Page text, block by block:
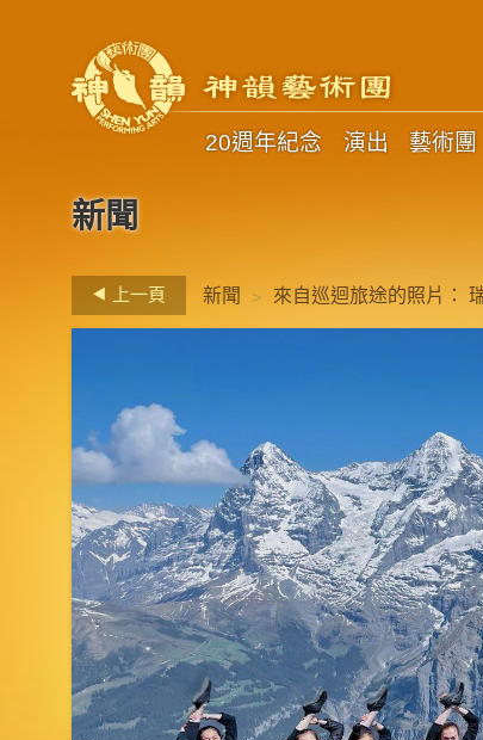
20週年紀念 演出 藝術團
新聞
上一頁 新聞 > 來自巡迴旅途的照片：